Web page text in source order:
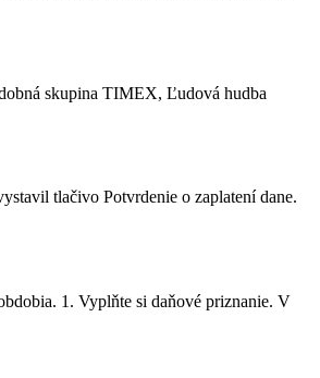
skupina TIMEX, Ľudová hudba
tlačivo Potvrdenie o zaplatení dane.
1. Vyplňte si daňové priznanie. V